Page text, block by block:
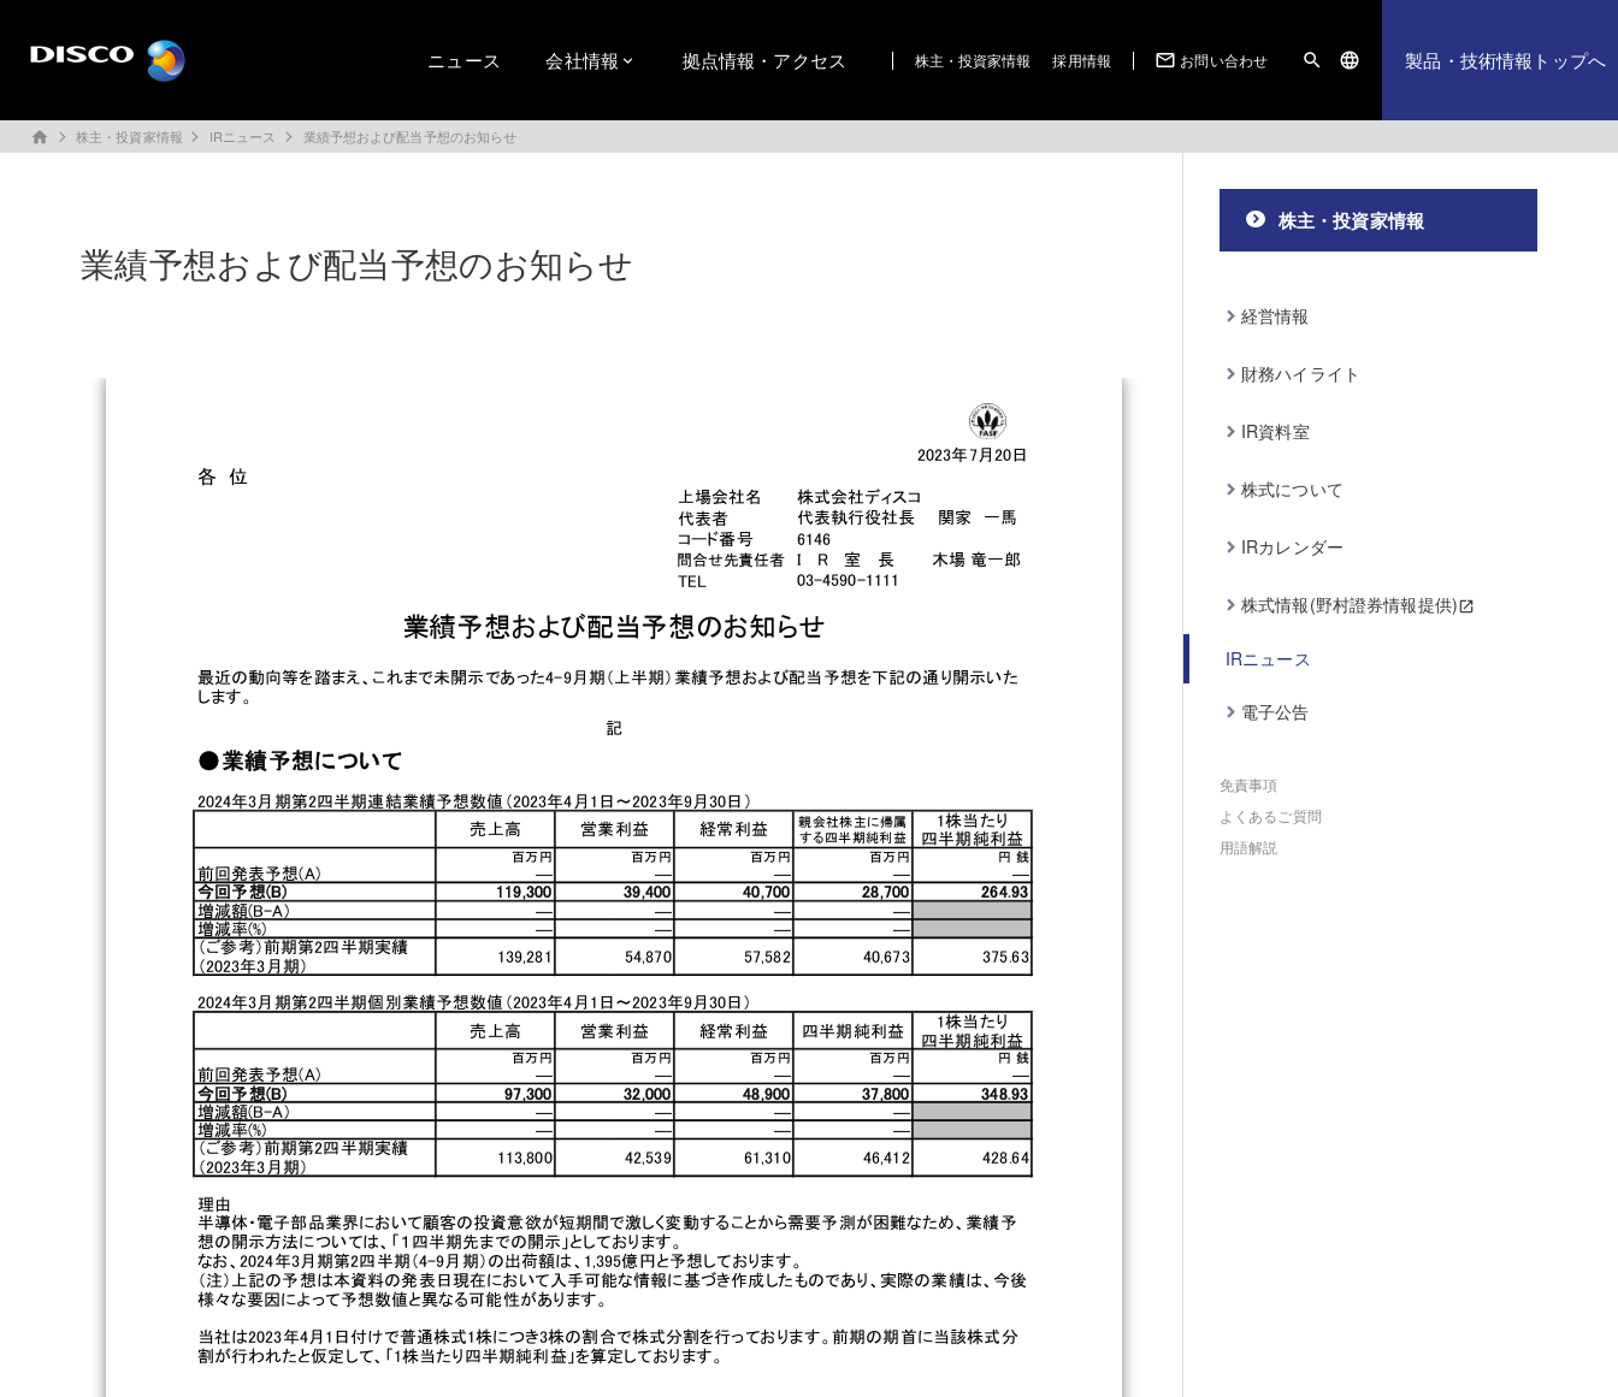
ニュース 会社情報 拠点情報・アクセス 株主・投資家情報 採用情報 mail_outline お問い合わせ search language 製品・技術情報トップへ
home 株主・投資家情報 IRニュース 業績予想および配当予想のお知らせ
業績予想および配当予想のお知らせ
株主・投資家情報
経営情報
財務ハイライト
IR資料室
株式について
IRカレンダー
株式情報(野村證券情報提供)
IRニュース
電子公告
免責事項
よくあるご質問
用語解説